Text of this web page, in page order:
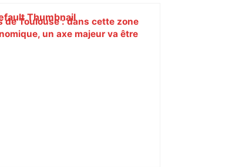
de Toulouse : dans cette zone
un axe majeur va être